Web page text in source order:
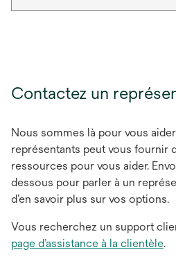
Contactez un
Nous sommes là pour vous
représentants peut vous fournir
ressources pour vous aider.
dessous pour parler à un
d’en savoir plus sur vos options.
Vous recherchez un support
page d’assistance à la clientèle.